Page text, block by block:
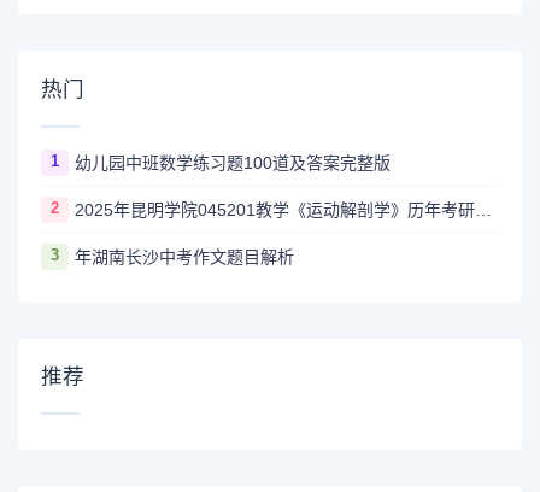
热门
1 幼儿园中班数学练习题100道及答案完整版
2 2025年昆明学院045201教学《运动解剖学》历年考研试题
3 年湖南长沙中考作文题目解析
推荐